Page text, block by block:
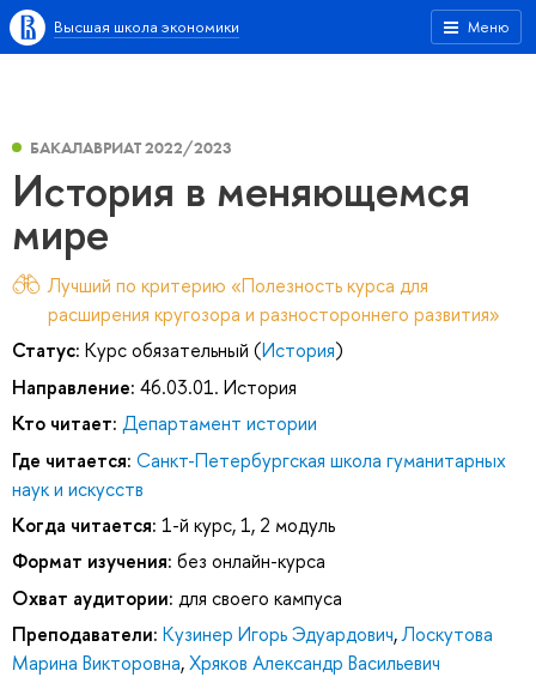
Меню
Высшая школа экономики
БАКАЛАВРИАТ 2022/2023
История в меняющемся
мире
Лучший по критерию «Полезность курса для
расширения кругозора и разностороннего развития»
Статус: Курс обязательный (История)
Направление: 46.03.01. История
Кто читает: Департамент истории
Где читается: Санкт-Петербургская школа гуманитарных
наук и искусств
Когда читается: 1-й курс, 1, 2 модуль
Формат изучения: без онлайн-курса
Охват аудитории: для своего кампуса
Преподаватели: Кузинер Игорь Эдуардович,Лоскутова
Марина Викторовна,Хряков Александр Васильевич